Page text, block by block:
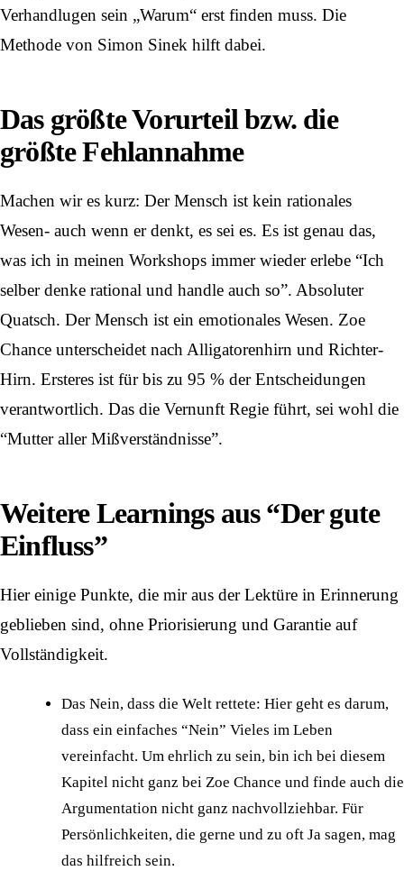
Verhandlugen sein „Warum“ erst finden muss. Die
Methode von Simon Sinek hilft dabei.
Das größte Vorurteil bzw. die
größte Fehlannahme
Machen wir es kurz: Der Mensch ist kein rationales
Wesen- auch wenn er denkt, es sei es. Es ist genau das,
was ich in meinen Workshops immer wieder erlebe “Ich
selber denke rational und handle auch so”. Absoluter
Quatsch. Der Mensch ist ein emotionales Wesen. Zoe
Chance unterscheidet nach Alligatorenhirn und Richter-
Hirn. Ersteres ist für bis zu 95 % der Entscheidungen
verantwortlich. Das die Vernunft Regie führt, sei wohl die
“Mutter aller Mißverständnisse”.
Weitere Learnings aus “Der gute
Einfluss”
Hier einige Punkte, die mir aus der Lektüre in Erinnerung
geblieben sind, ohne Priorisierung und Garantie auf
Vollständigkeit.
Das Nein, dass die Welt rettete: Hier geht es darum,
dass ein einfaches “Nein” Vieles im Leben
vereinfacht. Um ehrlich zu sein, bin ich bei diesem
Kapitel nicht ganz bei Zoe Chance und finde auch die
Argumentation nicht ganz nachvollziehbar. Für
Persönlichkeiten, die gerne und zu oft Ja sagen, mag
das hilfreich sein.